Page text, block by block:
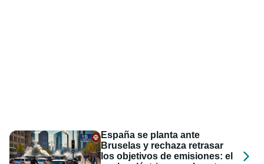
España se planta ante
Bruselas y rechaza retrasar
los objetivos de emisiones: el